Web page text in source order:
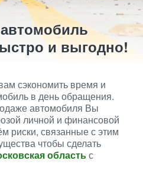
и выгодно!
сэкономить время и
в день обращения.
автомобиля Вы
личной и финансовой
риски, связанные с этим
чтобы сделать
областьс